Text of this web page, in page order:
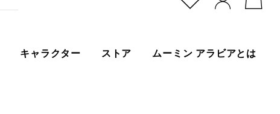
キャラクター ストア ムーミン アラビアとは